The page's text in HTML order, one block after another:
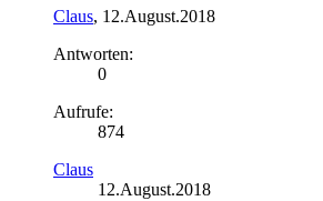
Claus, 12.August.2018
Antworten:
0
Aufrufe:
874
Claus
12.August.2018